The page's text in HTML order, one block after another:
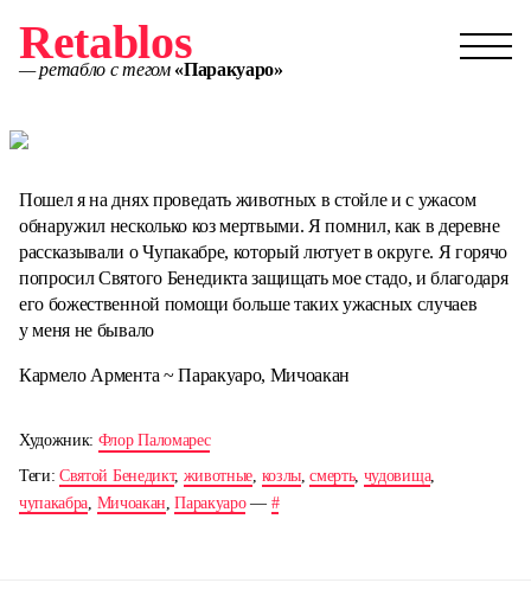
Retablos
— ретабло с тегом «Паракуаро»
Пошел я на днях проведать животных в стойле и с ужасом
обнаружил несколько коз мертвыми. Я помнил, как в деревне
рассказывали о Чупакабре, который лютует в округе. Я горячо
попросил Святого Бенедикта защищать мое стадо, и благодаря
его божественной помощи больше таких ужасных случаев
у меня не бывало
Кармело Армента ~ Паракуаро, Мичоакан
Художник: Флор Паломарес
Теги:Святой Бенедикт, животные козлы,смерть, чудовища,
чупакабра Мичоакан ,Паракуаро— #